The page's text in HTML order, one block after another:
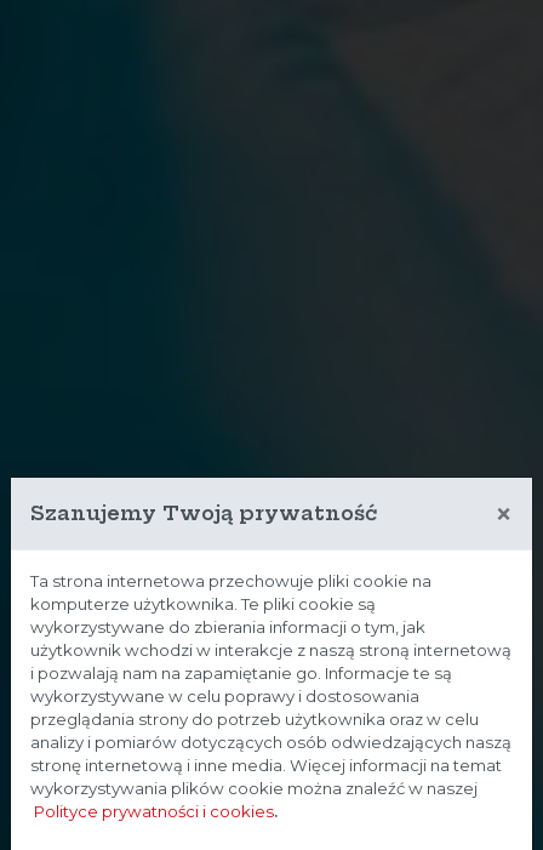
Szanujemy Twoją prywatność ×
Ta strona internetowa przechowuje pliki cookie na
komputerze użytkownika. Te pliki cookie są
wykorzystywane do zbierania informacji o tym, jak
użytkownik wchodzi w interakcje z naszą stroną internetową
i pozwalają nam na zapamiętanie go. Informacje te są
wykorzystywane w celu poprawy i dostosowania
przeglądania strony do potrzeb użytkownika oraz w celu
analizy i pomiarów dotyczących osób odwiedzających naszą
stronę internetową i inne media. Więcej informacji na temat
wykorzystywania plików cookie można znaleźć w naszej
Polityce prywatności i cookies.